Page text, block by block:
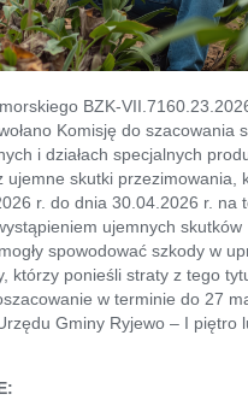
BZK-
Komisję do szacowania
i działach specjalnych
skutki przezimowania,
r. do dnia 30.04.2026 r. na
ujemnych skutków
spowodować szkody w
którzy ponieśli straty z tego
w terminie do 27
Gminy Ryjewo – I piętro